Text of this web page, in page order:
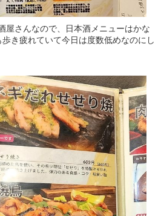
屋さんなので、日本酒メニューはかな
き疲れていて今日は度数低めなのにし